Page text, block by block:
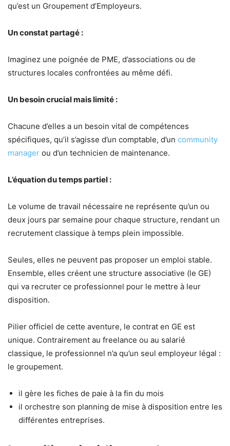
qu’est un Groupement d’Employeurs.
Un constat partagé :
Imaginez une poignée de PME, d’associations ou de
structures locales confrontées au même défi.
Un besoin crucial mais limité :
Chacune d’elles a un besoin vital de compétences
spécifiques, qu’il s’agisse d’un comptable, d’un community
manager ou d’un technicien de maintenance.
L’équation du temps partiel :
Le volume de travail nécessaire ne représente qu’un ou
deux jours par semaine pour chaque structure, rendant un
recrutement classique à temps plein impossible.
Seules, elles ne peuvent pas proposer un emploi stable.
Ensemble, elles créent une structure associative (le GE)
qui va recruter ce professionnel pour le mettre à leur
disposition.
Pilier officiel de cette aventure, le contrat en GE est
unique. Contrairement au freelance ou au salarié
classique, le professionnel n’a qu’un seul employeur légal :
le groupement.
il gère les fiches de paie à la fin du mois
il orchestre son planning de mise à disposition entre les
différentes entreprises.